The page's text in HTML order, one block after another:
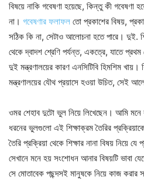
বিষয়ে নাকি গবেষণা হয়েছে, কিন্তু কী গবেষণা
না। গবেষণার ফলাফল তো প্রকাশের বিষয়,
সঠিক কি না, সেটাও আলোচনা হতে পারে। দুই.
থেকে দ্বাদশ শ্রেণি পর্যন্ত, একত্রে, যাতে
দুই মন্ত্রণালয়ের কারণ এনসিটিবি হিমশিম
মন্ত্রণালয়ের যৌথ প্রয়াসে হওয়া উচিত, সেই
ওমর শেহাব দুটো ভুল নিয়ে লিখেছেন। আমি
ধরনের ভুলগুলো এই শিক্ষাক্রম তৈরির
তৈরি প্রক্রিয়া থেকে শিক্ষার নানা বিষয় নিয়ে
সেখানে মনে হয় সংশোধন আনার বিষয়টি ভাবা
সে মোতাবেক পছন্দসই মানুষকে নিয়ে কাজ করার